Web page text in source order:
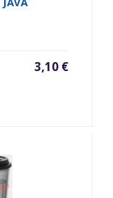
3,10 €